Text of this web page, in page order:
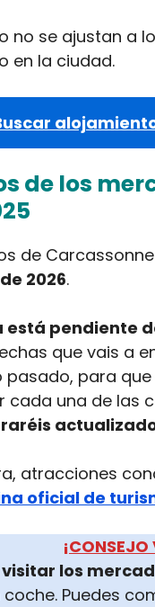
no se ajustan a
en la ciudad.
de los
de
2026.
pendiente
que vais a
pasado, para
cada una de las
atracciones
oficial de
visitar los
Puedes